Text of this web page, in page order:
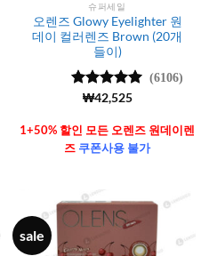
슈퍼세일
오렌즈 Glowy Eyelighter 원
데이 컬러렌즈 Brown (20개
들이)
5 중에서
가됨
(6106)
₩42,525
1+50% 할인 모든 오렌즈 원데이렌
즈 쿠폰사용 불가
sale